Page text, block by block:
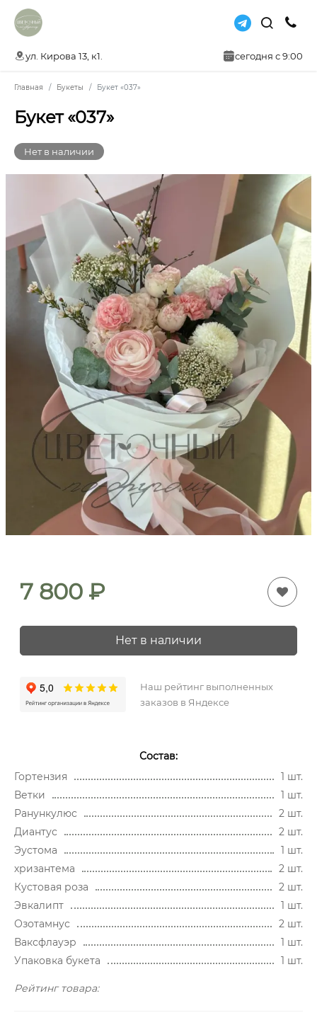
ул. Кирова 13, к1. сегодня с 9:00
Главная Букеты Букет «037»
Букет «037»
Нет в наличии
7 800 ₽
Нет в наличии
Наш рейтинг выполненных
заказов в Яндексе
Состав:
Гортензия
1 шт.
Ветки
1 шт.
Ранункулюс
2 шт.
Диантус
2 шт.
Эустома
1 шт.
хризантема
2 шт.
Кустовая роза
2 шт.
Эвкалипт
1 шт.
Озотамнус
2 шт.
Ваксфлауэр
1 шт.
Упаковка букета
1 шт.
Рейтинг товара: